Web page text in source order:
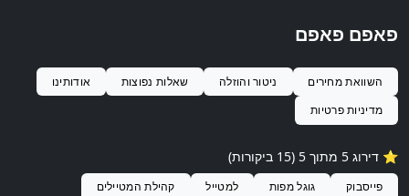
פאפם פאפם
השוואת מחירים ניטור והוזלה שאלות נפוצות
אודותינו
מדיניות פרטיות
⭐️ דירוג 5 מתוך 5 (15 ביקורות)
פייסבוק גוגל מפות למטייל קהילת המטיילים